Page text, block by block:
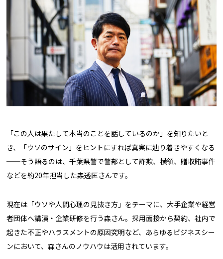
「この人は果たして本当のことを話しているのか」を知りたいと
き、「ウソのサイン」をヒントにすれば真実に辿り着きやすくなる
──そう語るのは、千葉県警で警部として詐欺、横領、贈収賄事件
などを約20年担当した森透匡さんです。
現在は「ウソや人間心理の見抜き方」をテーマに、大手企業や経営
者団体へ講演・企業研修を行う森さん。採用面接から契約、社内で
起きた不正やハラスメントの原因究明など、あらゆるビジネスシー
ンにおいて、森さんのノウハウは活用されています。